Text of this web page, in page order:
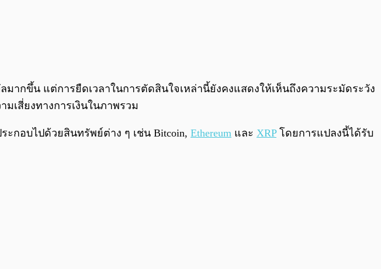
กขึ้น แต่การยืดเวลาในการตัดสินใจเหล่านี้ยังคงแสดงให้เห็นถึงความระมัดระวัง
สี่ยงทางการเงินในภาพรวม
ะกอบไปด้วยสินทรัพย์ต่าง ๆ เช่น Bitcoin, Ethereum และ XRPโดยการแปลงนี้ได้รับ